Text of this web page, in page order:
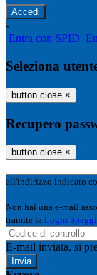
-
Entra con SPID
Seleziona
button close ×
Recupero
button close ×
all'indirizzo indicato
Non hai una e-mail
tramite la Login
E-mail inviata, si